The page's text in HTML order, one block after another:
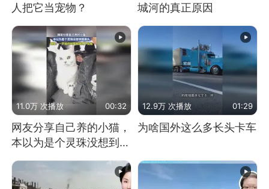
人把它当宠物？
城河的真正原因
11.0万 次播放 00:32
网友分享自己养的小猫，
本以为是个灵珠没想到是
12.9万 次播放 01:29
为啥国外这么多长头卡车